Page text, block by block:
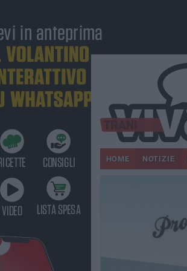
HOME NOTIZIE